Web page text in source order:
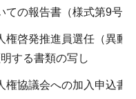
ての報告書（様式第9号
啓発推進員選任（異動
する書類の写し
協議会への加入申込書